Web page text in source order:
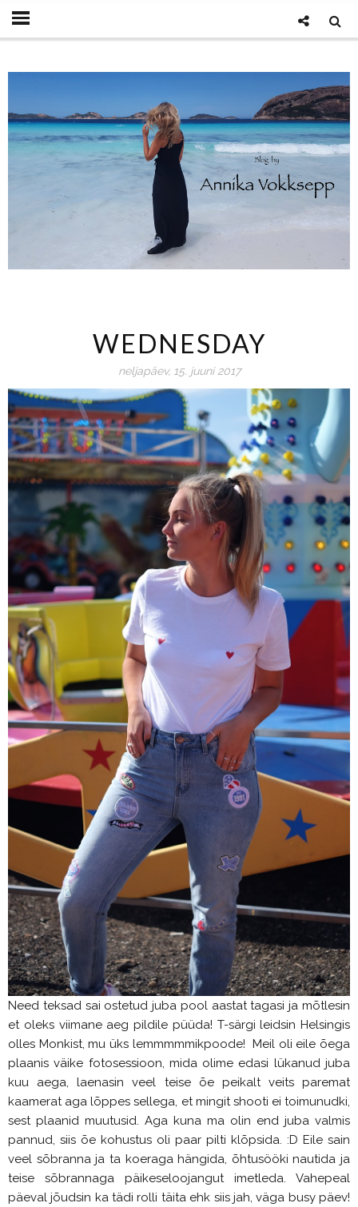
WEDNESDAY
neljapäev, 15. juuni 2017
Need teksad sai ostetud juba pool aastat tagasi ja mõtlesin
et oleks viimane aeg pildile püüda! T-särgi leidsin Helsingis
olles Monkist, mu üks lemmmmmikpoode! Meil oli eile õega
plaanis väike fotosessioon, mida olime edasi lükanud juba
kuu aega, laenasin veel teise õe peikalt veits paremat
kaamerat aga lõppes sellega, et mingit shooti ei toimunudki,
sest plaanid muutusid. Aga kuna ma olin end juba valmis
pannud, siis õe kohustus oli paar pilti klõpsida. :D Eile sain
veel sõbranna ja ta koeraga hängida, õhtusööki nautida ja
teise sõbrannaga päikeseloojangut imetleda. Vahepeal
päeval jõudsin ka tädi rolli täita ehk siis jah, väga busy päev!